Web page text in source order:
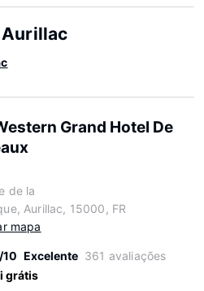
Grand Hotel De
de la
Aurillac, 15000, FR
mapa
Excelente 361 avaliações
grátis